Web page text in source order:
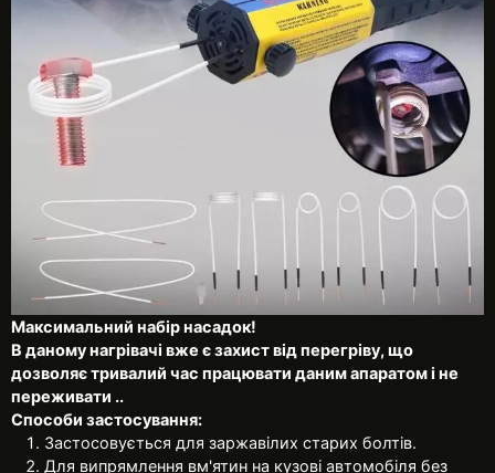
Максимальний набір насадок!
В даному нагрівачі вже є захист від перегріву, що
дозволяє тривалий час працювати даним апаратом і не
переживати ..
Способи застосування:
Застосовується для заржавілих старих болтів.
Для випрямлення вм'ятин на кузові автомобіля без